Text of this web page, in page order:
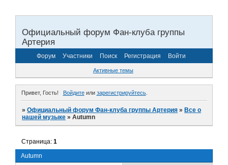
Официальный форум Фан-клуба группы
Артерия
Форум Участники Поиск Регистрация Войти
Активные темы
Привет, Гость! Войдитеили зарегистрируйтесь.
»Официальный форум Фан-клуба группы Артерия »Все о
нашей музыке »Autumn
Autumn
Страница:1